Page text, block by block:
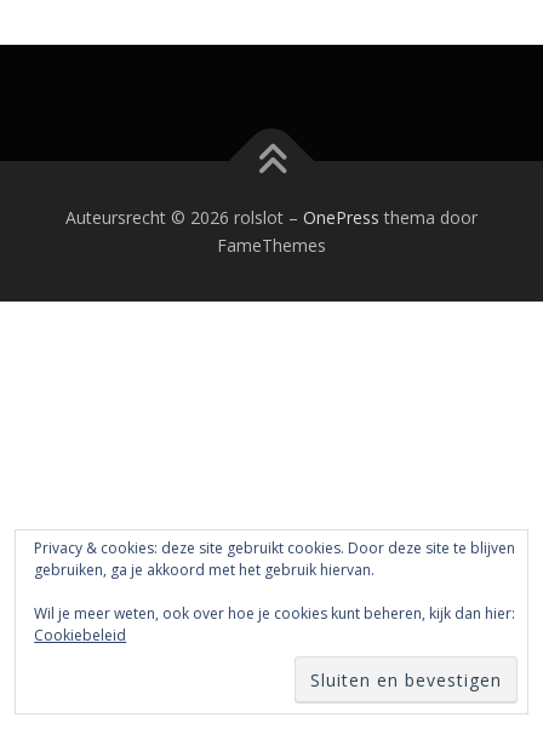
Auteursrecht © 2026 rolslot – OnePress thema door
FameThemes
Privacy & cookies: deze site gebruikt cookies. Door deze site te blijven
gebruiken, ga je akkoord met het gebruik hiervan.
Wil je meer weten, ook over hoe je cookies kunt beheren, kijk dan hier:
Cookiebeleid